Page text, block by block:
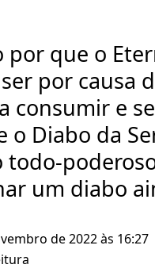
por que o
por causa
consumir e
o Diabo da
um diabo
de 2022 às 16:27